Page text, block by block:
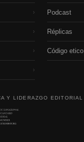
›
›
›
›
Podcast
Réplicas
Código etico
Y LIDERAZGO EDITORIAL